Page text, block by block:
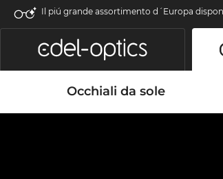
Il piú grande assortimento d´Europa
Occhiali da sole